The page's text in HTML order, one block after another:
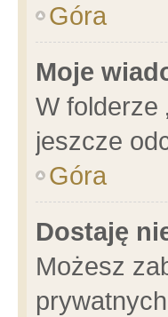
Góra
Moje
W folderze
jeszcze
Góra
Dostaję
Możesz